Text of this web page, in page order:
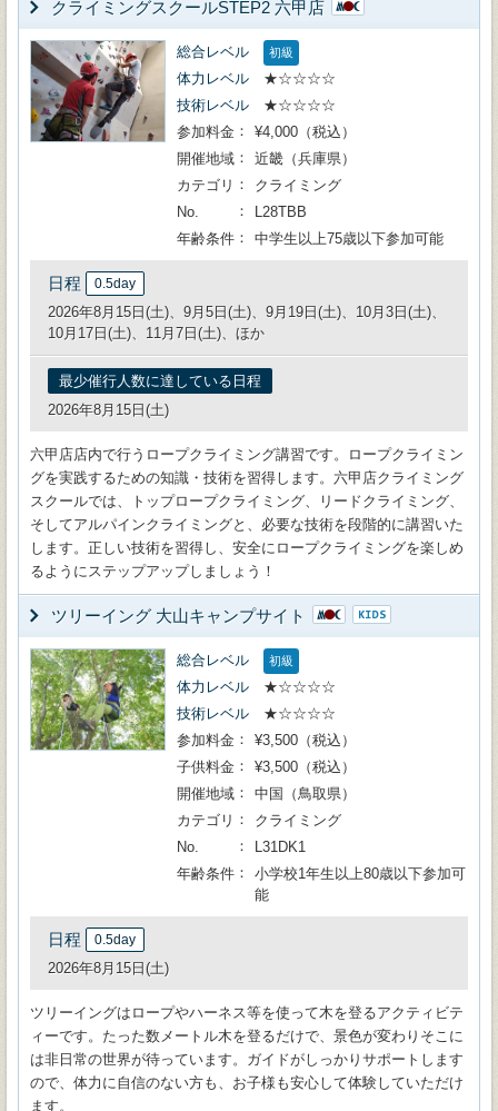
クライミングスクールSTEP2 六甲店
総合レベル 初級
体力レベル
★☆☆☆☆
技術レベル
★☆☆☆☆
参加料金
¥4,000（税込）
開催地域
近畿（兵庫県）
カテゴリ
クライミング
No.
L28TBB
年齢条件
中学生以上75歳以下参加可能
日程 0.5day
2026年8月15日(土)、9月5日(土)、9月19日(土)、10月3日(土)、
10月17日(土)、11月7日(土)、ほか
最少催行人数に達している日程
2026年8月15日(土)
六甲店店内で行うロープクライミング講習です。ロープクライミン
グを実践するための知識・技術を習得します。六甲店クライミング
スクールでは、トップロープクライミング、リードクライミング、
そしてアルパインクライミングと、必要な技術を段階的に講習いた
します。正しい技術を習得し、安全にロープクライミングを楽しめ
るようにステップアップしましょう！
ツリーイング 大山キャンプサイト
総合レベル 初級
体力レベル
★☆☆☆☆
技術レベル
★☆☆☆☆
参加料金
¥3,500（税込）
子供料金
¥3,500（税込）
開催地域
中国（鳥取県）
カテゴリ
クライミング
No.
L31DK1
年齢条件
小学校1年生以上80歳以下参加可
能
日程 0.5day
2026年8月15日(土)
ツリーイングはロープやハーネス等を使って木を登るアクティビテ
ィーです。たった数メートル木を登るだけで、景色が変わりそこに
は非日常の世界が待っています。ガイドがしっかりサポートします
ので、体力に自信のない方も、お子様も安心して体験していただけ
ます。